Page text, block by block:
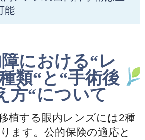
能
における“レ
類“と“手術後
方“について
植する眼内レンズには2種
ます。公的保険の適応と